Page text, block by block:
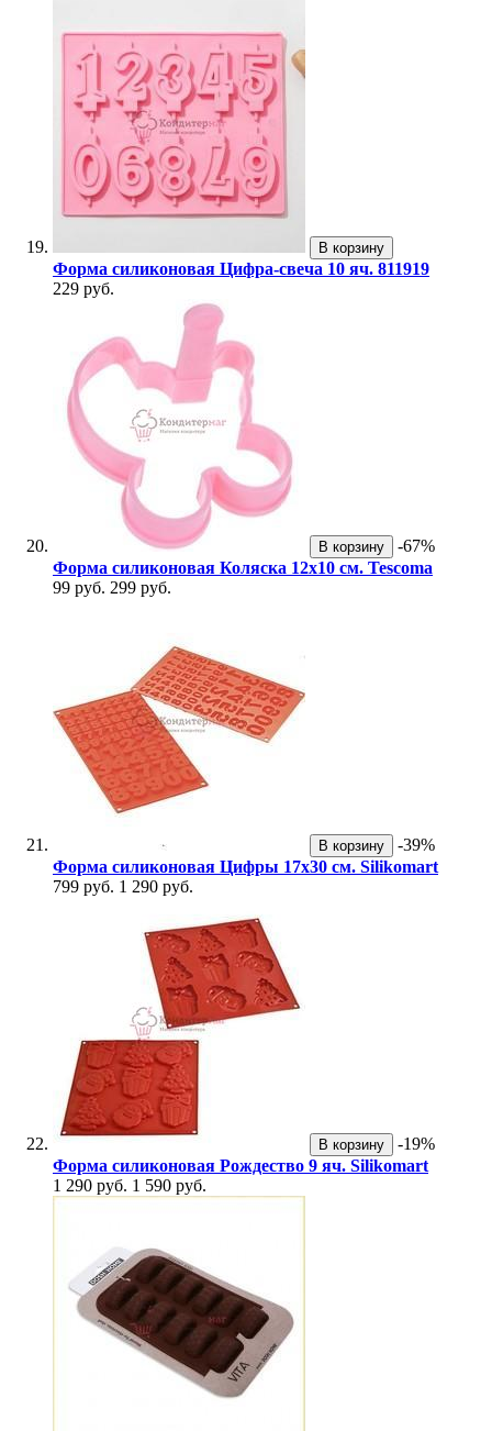
В корзину
Форма силиконовая Цифра-свеча 10 яч. 811919
229 руб.
В корзину
-67%
Форма силиконовая Коляска 12х10 см. Tescoma
99 руб. 299 руб.
В корзину
-39%
Форма силиконовая Цифры 17х30 см. Silikomart
799 руб. 1 290 руб.
В корзину
-19%
Форма силиконовая Рождество 9 яч. Silikomart
1 290 руб. 1 590 руб.